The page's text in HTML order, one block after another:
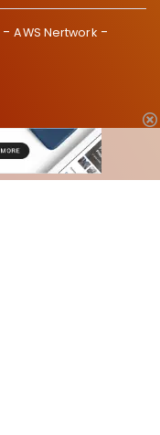
AWS Nertwork